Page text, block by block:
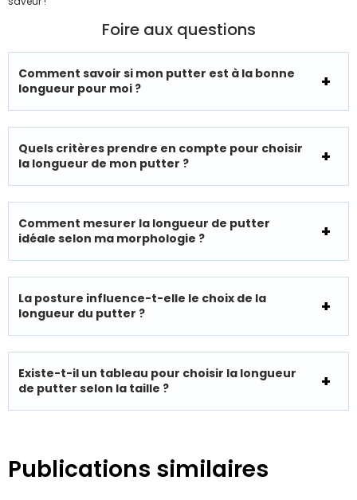
Foire aux questions
Comment savoir si mon putter est à la bonne
longueur pour moi ?
Quels critères prendre en compte pour choisir
la longueur de mon putter ?
Comment mesurer la longueur de putter
idéale selon ma morphologie ?
La posture influence-t-elle le choix de la
longueur du putter ?
Existe-t-il un tableau pour choisir la longueur
de putter selon la taille ?
Publications similaires